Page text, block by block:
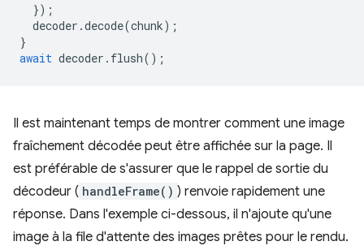
});
decoder .decode(chunk);
}
await decoder . flush();
Il est maintenant temps de montrer comment une image
fraîchement décodée peut être affichée sur la page. Il
est préférable de s'assurer que le rappel de sortie du
décodeur ( handleFrame() ) renvoie rapidement une
réponse. Dans l'exemple ci-dessous, il n'ajoute qu'une
image à la file d'attente des images prêtes pour le rendu.